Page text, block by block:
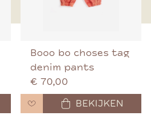
Booo bo choses tag
denim pants
€ 70,00
BEKIJKEN